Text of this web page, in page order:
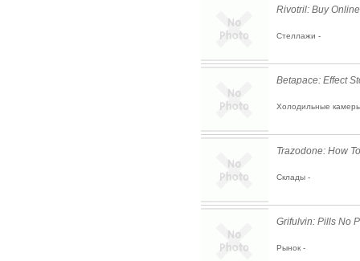
Rivotril: Buy
Стеллажи -
Betapace: Effect
Холодильные
Trazodone: How
Склады -
Grifulvin: Pills No
Рынок -